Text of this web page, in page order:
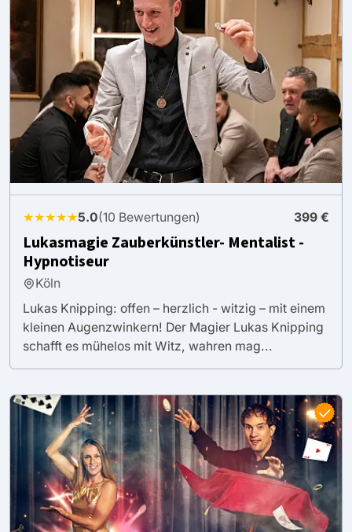
★★★★★5.0(10 Bewertungen) 399 €
Lukasmagie Zauberkünstler- Mentalist -
Hypnotiseur
Köln
Lukas Knipping: offen – herzlich - witzig – mit einem
kleinen Augenzwinkern! Der Magier Lukas Knipping
schafft es mühelos mit Witz, wahren mag...